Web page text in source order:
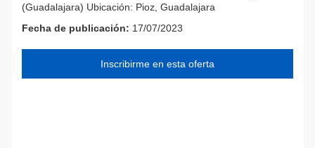
(Guadalajara) Ubicación: Pioz, Guadalajara
Fecha de publicación: 17/07/2023
Inscribirme en esta oferta